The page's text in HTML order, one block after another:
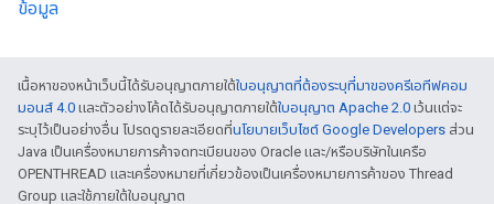
ข้อมูล
เนื้อหาของหน้าเว็บนี้ได้รับอนุญาตภายใต้ใบอนุญาตที่ต้องระบุที่มาของครีเอทีฟคอม
มอนส์ 4.0 และตัวอย่างโค้ดได้รับอนุญาตภายใต้ใบอนุญาต Apache 2.0 เว้นแต่จะ
ระบุไว้เป็นอย่างอื่น โปรดดูรายละเอียดที่นโยบายเว็บไซต์ Google Developers ส่วน
Java เป็นเครื่องหมายการค้าจดทะเบียนของ Oracle และ/หรือบริษัทในเครือ
OPENTHREAD และเครื่องหมายที่เกี่ยวข้องเป็นเครื่องหมายการค้าของ Thread
Group และใช้ภายใต้ใบอนุญาต